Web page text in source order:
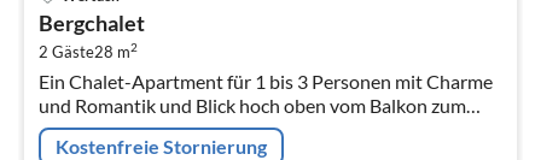
Bergchalet
2 Gäste28 m2
Ein Chalet-Apartment für 1 bis 3 Personen mit Charme
und Romantik und Blick hoch oben vom Balkon zum
Grüntensee und über das Wertachtal.
Kostenfreie Stornierung